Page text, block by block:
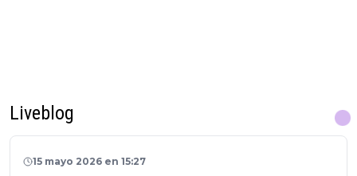
Liveblog
15 mayo 2026 en 15:27